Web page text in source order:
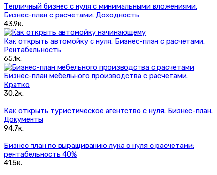
Тепличный бизнес с нуля с минимальными вложениями.
Бизнес-план с расчетами. Доходность
43.9к.
Как открыть автомойку с нуля. Бизнес-план с расчетами.
Рентабельность
65.1к.
Бизнес-план мебельного производства с расчетами.
Кратко
30.2к.
Как открыть туристическое агентство с нуля. Бизнес-план.
Документы
94.7к.
Бизнес план по выращиванию лука с нуля с расчетами:
рентабельность 40%
41.5к.